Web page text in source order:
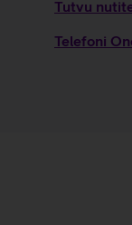
Tutvu
Telefoni